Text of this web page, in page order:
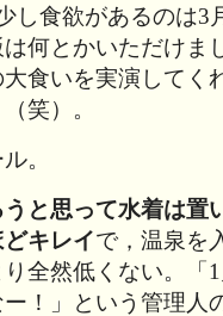
し食欲があるのは3
何とかいただけま
食いを実演してく
笑）。
。
と思って水着は置
キレイで，温泉を
全然低くない。「
！」という管理人